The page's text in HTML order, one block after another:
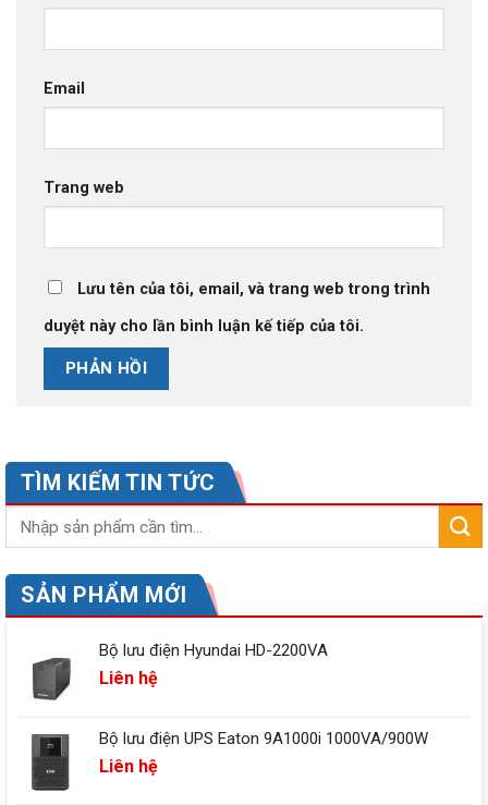
Email
Trang web
Lưu tên của tôi, email, và trang web trong trình
duyệt này cho lần bình luận kế tiếp của tôi.
TÌM KIẾM TIN TỨC
SẢN PHẨM MỚI
Bộ lưu điện Hyundai HD-2200VA
Liên hệ
Bộ lưu điện UPS Eaton 9A1000i 1000VA/900W
Liên hệ